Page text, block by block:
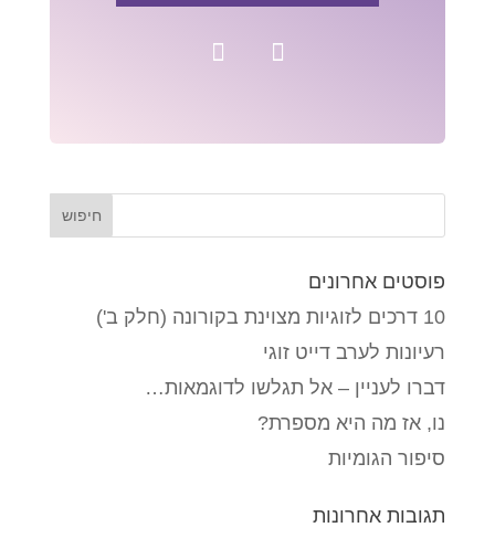
פוסטים אחרונים
10 דרכים לזוגיות מצוינת בקורונה (חלק ב')
רעיונות לערב דייט זוגי
דברו לעניין – אל תגלשו לדוגמאות…
נו, אז מה היא מספרת?
סיפור הגומיות
תגובות אחרונות